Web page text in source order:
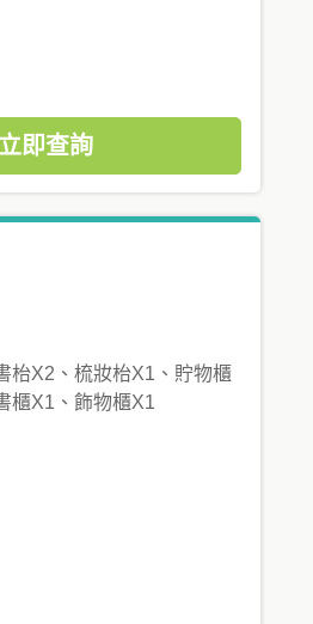
立即查詢
枱X2、梳妝枱X1、貯物櫃
櫃X1、飾物櫃X1